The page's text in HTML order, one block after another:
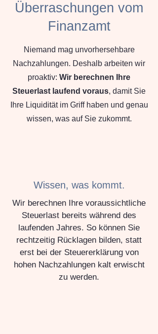
Überraschungen vom
Finanzamt
Niemand mag unvorhersehbare
Nachzahlungen. Deshalb arbeiten wir
proaktiv: Wir berechnen Ihre
Steuerlast laufend voraus, damit Sie
Ihre Liquidität im Griff haben und genau
wissen, was auf Sie zukommt.
Wissen, was kommt.
Wir berechnen Ihre voraussichtliche
Steuerlast bereits während des
laufenden Jahres. So können Sie
rechtzeitig Rücklagen bilden, statt
erst bei der Steuererklärung von
hohen Nachzahlungen kalt erwischt
zu werden.